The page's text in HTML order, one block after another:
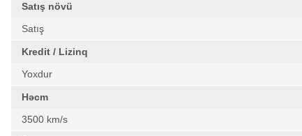
Satış növü
Satış
Kredit / Lizinq
Yoxdur
Həcm
3500 km/s